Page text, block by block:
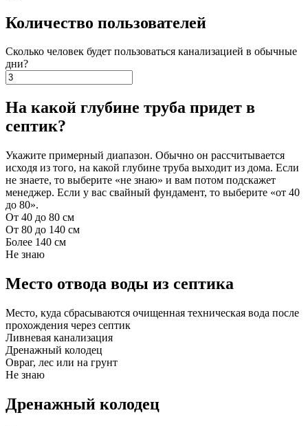
Количество пользователей
Сколько человек будет пользоваться канализацией в обычные
дни?
На какой глубине труба придет в
септик?
Укажите примерный диапазон. Обычно он рассчитывается
исходя из того, на какой глубине труба выходит из дома. Если
не знаете, то выберите «не знаю» и вам потом подскажет
менеджер. Если у вас свайный фундамент, то выберите «от 40
до 80».
От 40 до 80 см
От 80 до 140 см
Более 140 см
Не знаю
Место отвода воды из септика
Место, куда сбрасываются очищенная техническая вода после
прохождения через септик
Ливневая канализация
Дренажный колодец
Овраг, лес или на грунт
Не знаю
Дренажный колодец